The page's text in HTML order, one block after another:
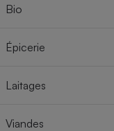
Bio
Épicerie
Laitages
Viandes